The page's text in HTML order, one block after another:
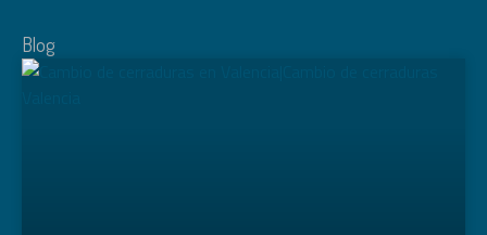
Blog